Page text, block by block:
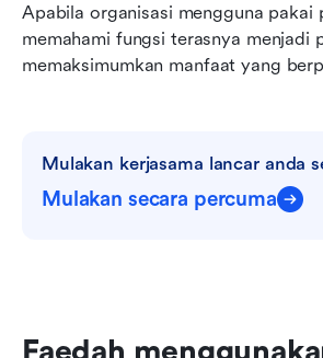
Apabila organisasi mengguna pakai
memahami fungsi terasnya menjadi
memaksimumkan manfaat yang
Mulakan kerjasama lancar anda
Mulakan secara percuma
Faedah